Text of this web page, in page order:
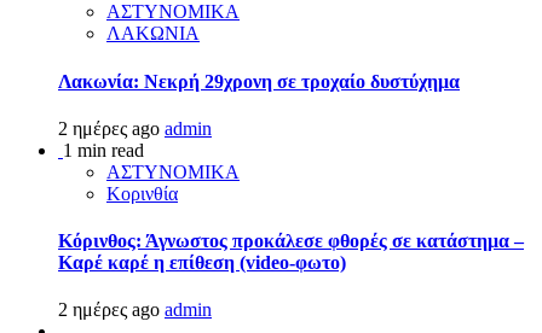
ΑΣΤΥΝΟΜΙΚΑ
ΛΑΚΩΝΙΑ
Λακωνία: Νεκρή 29χρονη σε τροχαίο δυστύχημα
2 ημέρες ago admin
1 min read
ΑΣΤΥΝΟΜΙΚΑ
Κορινθία
Κόρινθος: Άγνωστος προκάλεσε φθορές σε κατάστημα –
Καρέ καρέ η επίθεση (video-φωτο)
2 ημέρες ago admin